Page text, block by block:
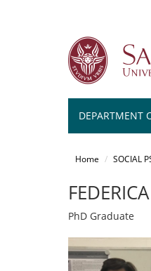
DEPARTMENT
Home SOCIAL
PhD Graduate